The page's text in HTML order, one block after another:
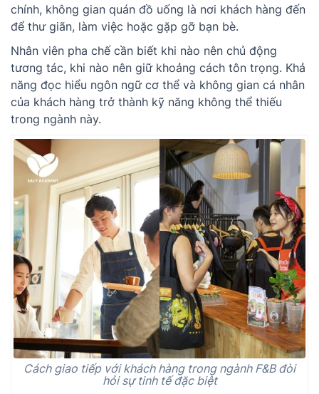
chính, không gian quán đồ uống là nơi khách hàng đến
để thư giãn, làm việc hoặc gặp gỡ bạn bè.
Nhân viên pha chế cần biết khi nào nên chủ động
tương tác, khi nào nên giữ khoảng cách tôn trọng. Khả
năng đọc hiểu ngôn ngữ cơ thể và không gian cá nhân
của khách hàng trở thành kỹ năng không thể thiếu
trong ngành này.
Cách giao tiếp với khách hàng trong ngành F&B đòi
hỏi sự tinh tế đặc biệt